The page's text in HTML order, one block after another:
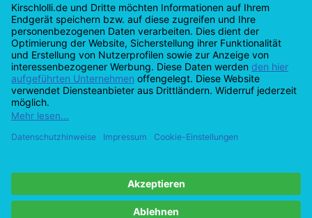
Kirchplatz 7, 96114 Hirschaid
0171 - 6124207
info@kirschlolli.de
USt-IdNr.: DE321609131
Kundendienst
Mein Konto